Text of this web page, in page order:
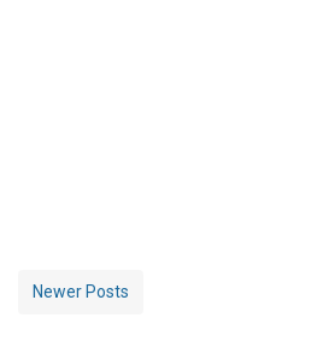
Newer Posts